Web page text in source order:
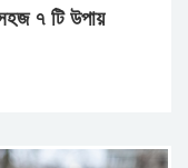
৭ টি উপায়